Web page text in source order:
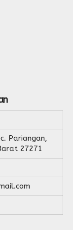
Pariangan,
27271